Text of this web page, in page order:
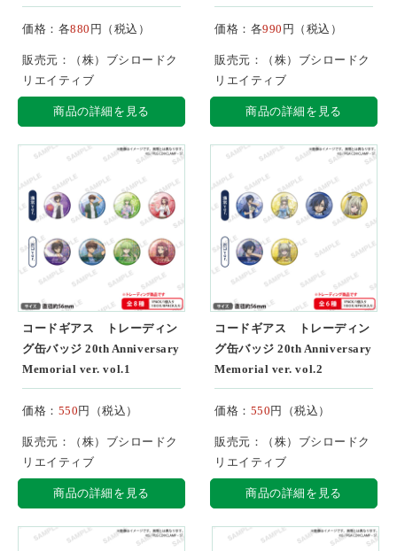
価格：各880 円（税込）
販売元：（株）ブシロードク
リエイティブ
商品の詳細を見る
価格：各990 円（税込）
販売元：（株）ブシロードク
リエイティブ
商品の詳細を見る
コードギアス トレーディン
グ缶バッジ 20th Anniversary
Memorial ver. vol.1
価格： 550 円（税込）
販売元：（株）ブシロードク
リエイティブ
商品の詳細を見る
コードギアス トレーディン
グ缶バッジ 20th Anniversary
Memorial ver. vol.2
価格： 550 円（税込）
販売元：（株）ブシロードク
リエイティブ
商品の詳細を見る